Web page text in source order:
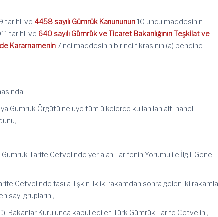
tarihli ve 4458 sayılı Gümrük Kanununun 10 uncu maddesinin
tarihli ve 640 sayılı Gümrük ve Ticaret Bakanlığının Teşkilat ve
Kararnamenin7 nci maddesinin birinci fıkrasının (a) bendine
Gümrük Örgütü’ne üye tüm ülkelerce kullanılan altı haneli
Gümrük Tarife Cetvelinde yer alan Tarifenin Yorumu ile İlgili Genel
Cetvelinde fasıla ilişkin ilk iki rakamdan sonra gelen iki rakamla
gruplarını,
Bakanlar Kurulunca kabul edilen Türk Gümrük Tarife Cetvelini,